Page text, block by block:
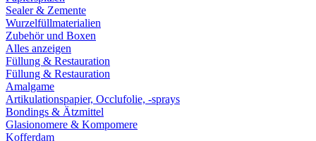
Sealer & Zemente
Wurzelfüllmaterialien
Zubehör und Boxen
Alles anzeigen
Füllung & Restauration
Füllung & Restauration
Amalgame
Artikulationspapier, Occlufolie, -sprays
Bondings & Ätzmittel
Glasionomere & Kompomere
Kofferdam